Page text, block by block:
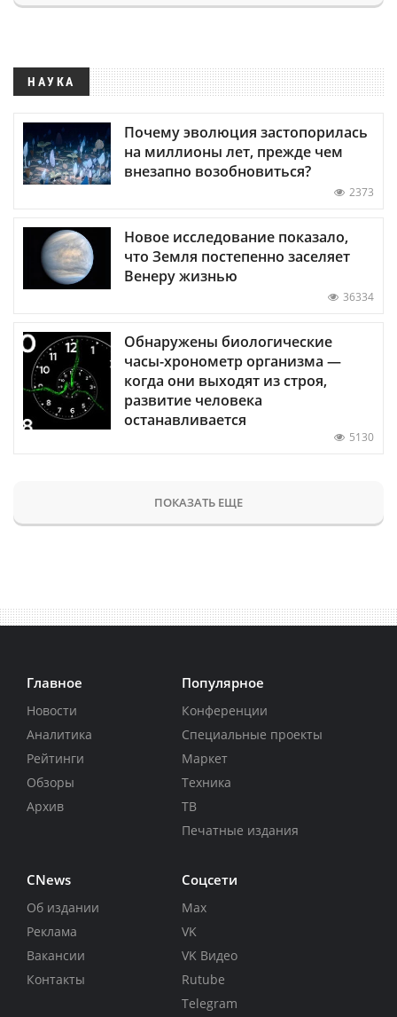
НАУКА
Почему эволюция застопорилась
на миллионы лет, прежде чем
внезапно возобновиться?
2373
Новое исследование показало,
что Земля постепенно заселяет
Венеру жизнью
36334
Обнаружены биологические
часы-хронометр организма —
когда они выходят из строя,
развитие человека
останавливается
5130
ПОКАЗАТЬ ЕЩЕ
Главное
Новости
Аналитика
Рейтинги
Обзоры
Архив
Популярное
Конференции
Специальные проекты
Маркет
Техника
ТВ
Печатные издания
CNews
Об издании
Реклама
Вакансии
Контакты
Соцсети
Max
VK
VK Видео
Rutube
Telegram